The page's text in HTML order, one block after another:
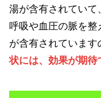
湯が含有されていて
呼吸や血圧の脈を
が含有されています
状には、効果が期待